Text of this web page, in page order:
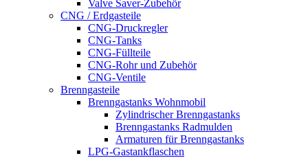
Valve Saver-Zubehör
CNG / Erdgasteile
CNG-Druckregler
CNG-Tanks
CNG-Füllteile
CNG-Rohr und Zubehör
CNG-Ventile
Brenngasteile
Brenngastanks Wohnmobil
Zylindrischer Brenngastanks
Brenngastanks Radmulden
Armaturen für Brenngastanks
LPG-Gastankflaschen